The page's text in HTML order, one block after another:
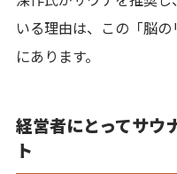
いる理由は、この「脳
にあります。
経営者にとってサウ
ト